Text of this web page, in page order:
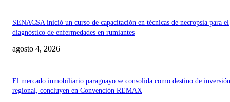
SENACSA inició un curso de capacitación en técnicas de necropsia para el
diagnóstico de enfermedades en rumiantes
agosto 4, 2026
El mercado inmobiliario paraguayo se consolida como destino de inversión
regional, concluyen en Convención REMAX